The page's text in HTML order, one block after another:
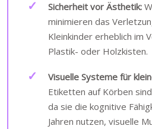
Sicherheit vor Ästhetik:
minimieren das
Kleinkinder erheblich im
Plastik- oder Holzkisten.
Visuelle Systeme für
Etiketten auf Körben
da sie die kognitive
Jahren nutzen, visuelle